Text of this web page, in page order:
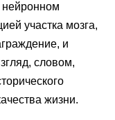
нейронном
участка мозга,
и
словом,
жизни.